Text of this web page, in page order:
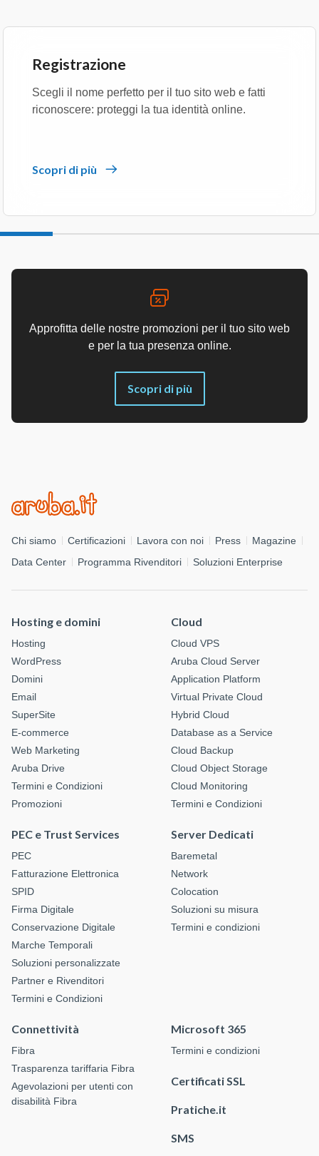
Registrazione
Scegli il nome perfetto per il tuo sito web e fatti
riconoscere: proteggi la tua identità online.
Scopri di più
Approfitta delle nostre promozioni per il tuo sito web
e per la tua presenza online.
Scopri di più
Chi siamo Certificazioni Lavora con noi Press
Magazine
Data Center
Programma Rivenditori Soluzioni Enterprise
Hosting e domini
Hosting
WordPress
Domini
Email
SuperSite
E-commerce
Web Marketing
Aruba Drive
Termini e Condizioni
Promozioni
Cloud
Cloud VPS
Aruba Cloud Server
Application Platform
Virtual Private Cloud
Hybrid Cloud
Database as a Service
Cloud Backup
Cloud Object Storage
Cloud Monitoring
Termini e Condizioni
PEC e Trust Services
PEC
Fatturazione Elettronica
SPID
Firma Digitale
Conservazione Digitale
Marche Temporali
Soluzioni personalizzate
Partner e Rivenditori
Termini e Condizioni
Server Dedicati
Baremetal
Network
Colocation
Soluzioni su misura
Termini e condizioni
Connettività
Fibra
Trasparenza tariffaria Fibra
Agevolazioni per utenti con
disabilità Fibra
Microsoft 365
Termini e condizioni
Certificati SSL
Pratiche.it
SMS